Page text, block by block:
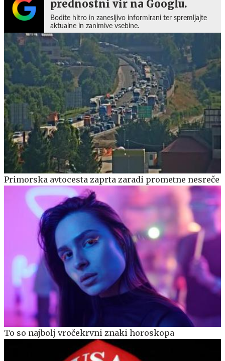
prednostni vir na Googlu.
Bodite hitro in zanesljivo informirani ter spremljajte
aktualne in zanimive vsebine.
Primorska avtocesta zaprta zaradi prometne nesreče
To so najbolj vročekrvni znaki horoskopa